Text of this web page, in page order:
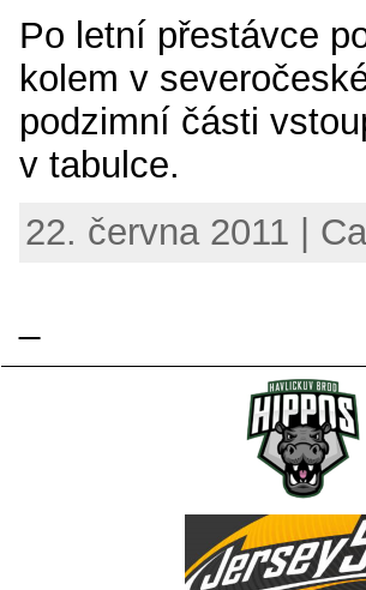
Po letní přestávce
kolem v
podzimní části
v tabulce.
22. června 2011 |